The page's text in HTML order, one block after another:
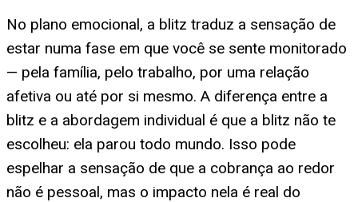
No plano emocional, a blitz traduz a sensação de
estar numa fase em que você se sente monitorado
— pela família, pelo trabalho, por uma relação
afetiva ou até por si mesmo. A diferença entre a
blitz e a abordagem individual é que a blitz não te
escolheu: ela parou todo mundo. Isso pode
espelhar a sensação de que a cobrança ao redor
não é pessoal, mas o impacto nela é real do